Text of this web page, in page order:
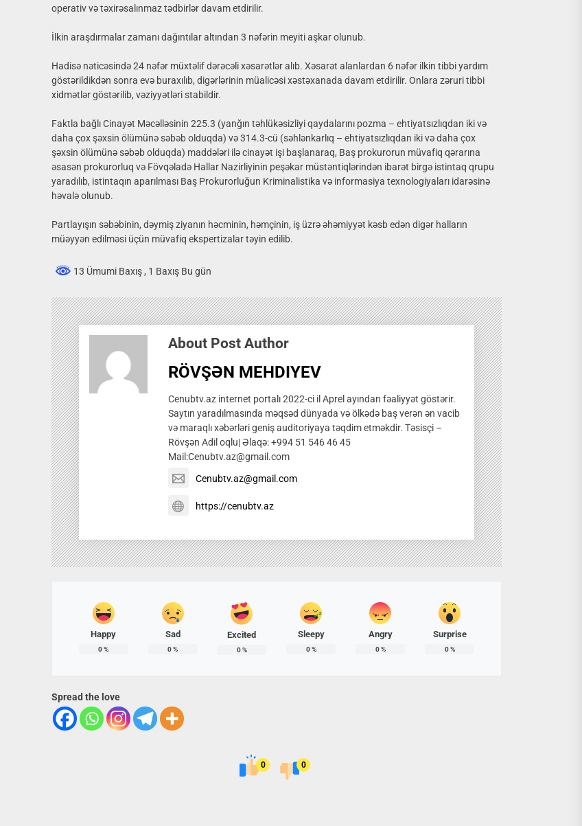
operativ və təxirəsalınmaz tədbirlər davam etdirilir.
İlkin araşdırmalar zamanı dağıntılar altından 3 nəfərin meyiti aşkar olunub.
Hadisə nəticəsində 24 nəfər müxtəlif dərəcəli xəsarətlər alıb. Xəsarət alanlardan 6 nəfər ilkin tibbi yardım
göstərildikdən sonra evə buraxılıb, digərlərinin müalicəsi xəstəxanada davam etdirilir. Onlara zəruri tibbi
xidmətlər göstərilib, vəziyyətləri stabildir.
Faktla bağlı Cinayət Məcəlləsinin 225.3 (yanğın təhlükəsizliyi qaydalarını pozma – ehtiyatsızlıqdan iki və
daha çox şəxsin ölümünə səbəb olduqda) və 314.3-cü (səhlənkarlıq – ehtiyatsızlıqdan iki və daha çox
şəxsin ölümünə səbəb olduqda) maddələri ilə cinayət işi başlanaraq, Baş prokurorun müvafiq qərarına
əsasən prokurorluq və Fövqəladə Hallar Nazirliyinin peşəkar müstəntiqlərindən ibarət birgə istintaq qrupu
yaradılıb, istintaqın aparılması Baş Prokurorluğun Kriminalistika və informasiya texnologiyaları idarəsinə
həvalə olunub.
Partlayışın səbəbinin, dəymiş ziyanın həcminin, həmçinin, iş üzrə əhəmiyyət kəsb edən digər halların
müəyyən edilməsi üçün müvafiq ekspertizalar təyin edilib.
13 Ümumi Baxış , 1 Baxış Bu gün
About Post Author
RÖVŞƏN MEHDIYEV
Cenubtv.az internet portalı 2022-ci il Aprel ayından fəaliyyət göstərir.
Saytın yaradılmasında məqsəd dünyada və ölkədə baş verən ən vacib
və maraqlı xəbərləri geniş auditoriyaya təqdim etməkdir. Təsisçi –
Rövşən Adil oqlu| Əlaqə: +994 51 546 46 45
Mail:Cenubtv.az@gmail.com
Cenubtv.az@gmail.com
https://cenubtv.az
Happy
0%
Sad
0%
Excited
0%
Sleepy
0%
Angry
0%
Surprise
0%
Spread the love
0 0